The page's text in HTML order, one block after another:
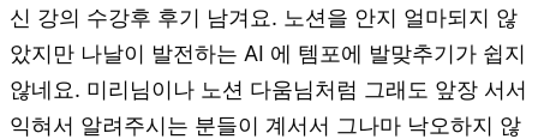
신 강의 수강후 후기 남겨요. 노션을 안지 얼마되지 않
았지만 나날이 발전하는 AI 에 템포에 발맞추기가 쉽지
않네요. 미리님이나 노션 다움님처럼 그래도 앞장 서서
익혀서 알려주시는 분들이 계서서 그나마 낙오하지 않